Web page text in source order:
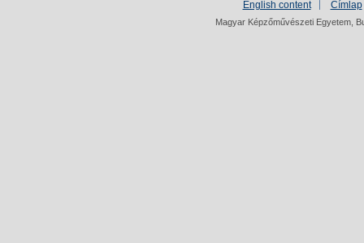
English content Címlap
Magyar Képzőművészeti Egyetem,